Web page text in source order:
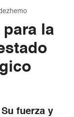
la
fuerza y